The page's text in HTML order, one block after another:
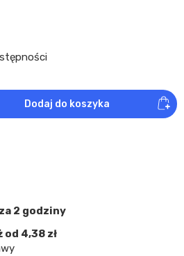
Dodaj do koszyka
2 godziny
4,38 zł